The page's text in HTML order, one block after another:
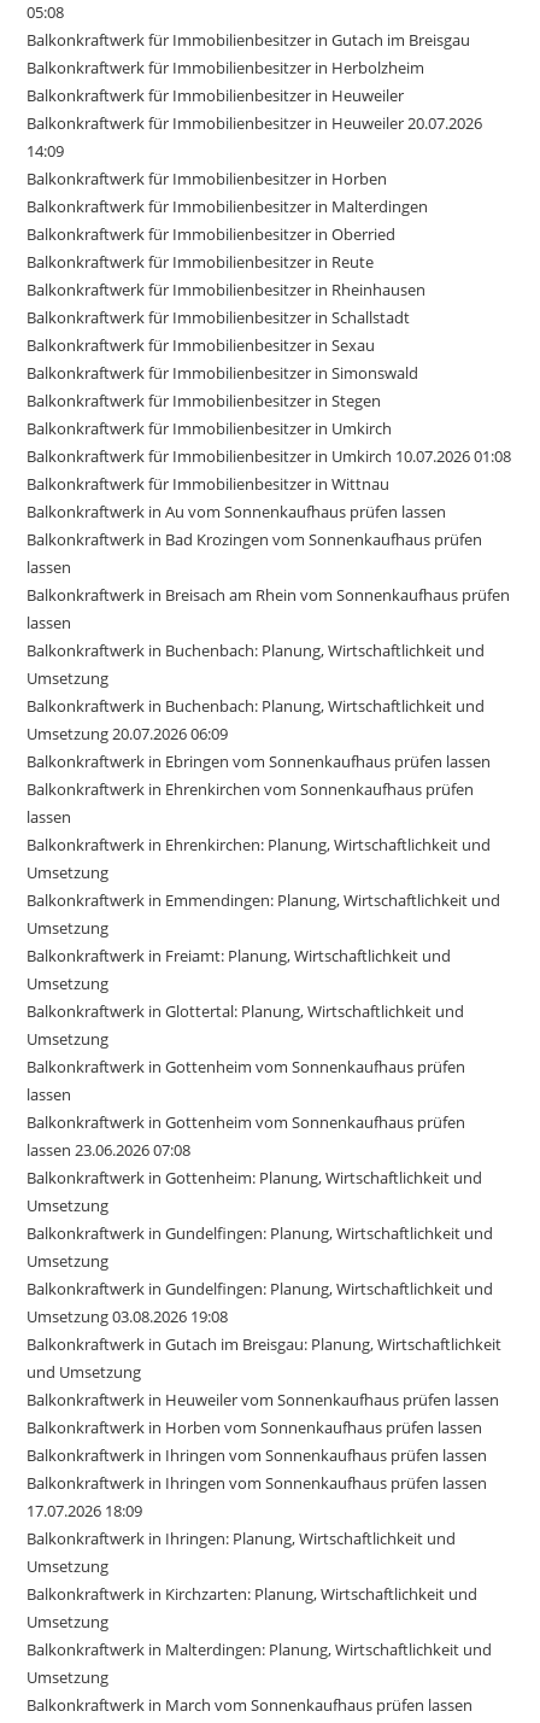
05:08
Balkonkraftwerk für Immobilienbesitzer in Gutach im Breisgau
Balkonkraftwerk für Immobilienbesitzer in Herbolzheim
Balkonkraftwerk für Immobilienbesitzer in Heuweiler
Balkonkraftwerk für Immobilienbesitzer in Heuweiler 20.07.2026
14:09
Balkonkraftwerk für Immobilienbesitzer in Horben
Balkonkraftwerk für Immobilienbesitzer in Malterdingen
Balkonkraftwerk für Immobilienbesitzer in Oberried
Balkonkraftwerk für Immobilienbesitzer in Reute
Balkonkraftwerk für Immobilienbesitzer in Rheinhausen
Balkonkraftwerk für Immobilienbesitzer in Schallstadt
Balkonkraftwerk für Immobilienbesitzer in Sexau
Balkonkraftwerk für Immobilienbesitzer in Simonswald
Balkonkraftwerk für Immobilienbesitzer in Stegen
Balkonkraftwerk für Immobilienbesitzer in Umkirch
Balkonkraftwerk für Immobilienbesitzer in Umkirch 10.07.2026 01:08
Balkonkraftwerk für Immobilienbesitzer in Wittnau
Balkonkraftwerk in Au vom Sonnenkaufhaus prüfen lassen
Balkonkraftwerk in Bad Krozingen vom Sonnenkaufhaus prüfen
lassen
Balkonkraftwerk in Breisach am Rhein vom Sonnenkaufhaus prüfen
lassen
Balkonkraftwerk in Buchenbach: Planung, Wirtschaftlichkeit und
Umsetzung
Balkonkraftwerk in Buchenbach: Planung, Wirtschaftlichkeit und
Umsetzung 20.07.2026 06:09
Balkonkraftwerk in Ebringen vom Sonnenkaufhaus prüfen lassen
Balkonkraftwerk in Ehrenkirchen vom Sonnenkaufhaus prüfen
lassen
Balkonkraftwerk in Ehrenkirchen: Planung, Wirtschaftlichkeit und
Umsetzung
Balkonkraftwerk in Emmendingen: Planung, Wirtschaftlichkeit und
Umsetzung
Balkonkraftwerk in Freiamt: Planung, Wirtschaftlichkeit und
Umsetzung
Balkonkraftwerk in Glottertal: Planung, Wirtschaftlichkeit und
Umsetzung
Balkonkraftwerk in Gottenheim vom Sonnenkaufhaus prüfen
lassen
Balkonkraftwerk in Gottenheim vom Sonnenkaufhaus prüfen
lassen 23.06.2026 07:08
Balkonkraftwerk in Gottenheim: Planung, Wirtschaftlichkeit und
Umsetzung
Balkonkraftwerk in Gundelfingen: Planung, Wirtschaftlichkeit und
Umsetzung
Balkonkraftwerk in Gundelfingen: Planung, Wirtschaftlichkeit und
Umsetzung 03.08.2026 19:08
Balkonkraftwerk in Gutach im Breisgau: Planung, Wirtschaftlichkeit
und Umsetzung
Balkonkraftwerk in Heuweiler vom Sonnenkaufhaus prüfen lassen
Balkonkraftwerk in Horben vom Sonnenkaufhaus prüfen lassen
Balkonkraftwerk in Ihringen vom Sonnenkaufhaus prüfen lassen
Balkonkraftwerk in Ihringen vom Sonnenkaufhaus prüfen lassen
17.07.2026 18:09
Balkonkraftwerk in Ihringen: Planung, Wirtschaftlichkeit und
Umsetzung
Balkonkraftwerk in Kirchzarten: Planung, Wirtschaftlichkeit und
Umsetzung
Balkonkraftwerk in Malterdingen: Planung, Wirtschaftlichkeit und
Umsetzung
Balkonkraftwerk in March vom Sonnenkaufhaus prüfen lassen